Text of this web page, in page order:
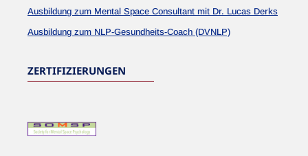
Ausbildung zum Mental Space Consultant mit Dr. Lucas Derks
Ausbildung zum NLP-Gesundheits-Coach (DVNLP)
ZERTIFIZIERUNGEN